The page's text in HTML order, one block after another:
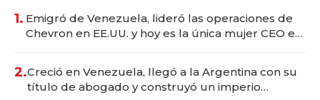
1. Emigró de Venezuela, lideró las operaciones de
Chevron en EE.UU. y hoy es la única mujer CEO en
2.Creció en Venezuela, llegó a la Argentina con su
título de abogado y construyó un imperio